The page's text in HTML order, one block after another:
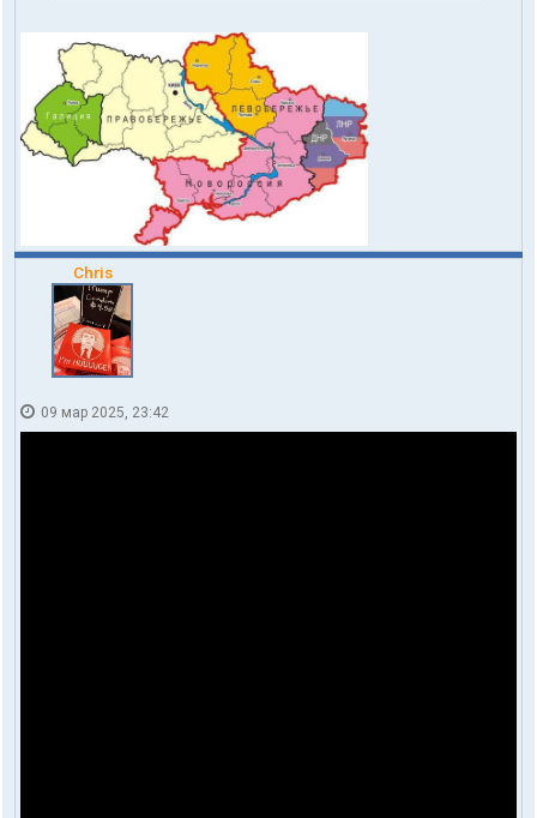
Chris
09 мар 2025, 23:42